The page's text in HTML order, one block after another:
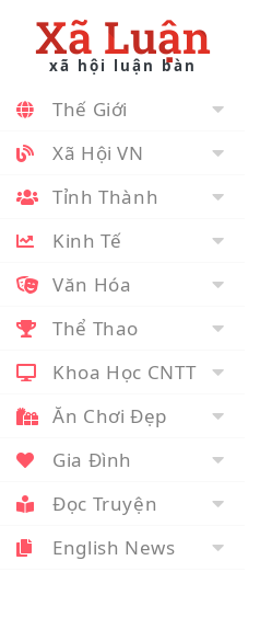
Xã Luận
xã hội luận bàn
Thế Giới
Xã Hội VN
Tỉnh Thành
Kinh Tế
Văn Hóa
Thể Thao
Khoa Học CNTT
Ăn Chơi Đẹp
Gia Đình
Đọc Truyện
English News